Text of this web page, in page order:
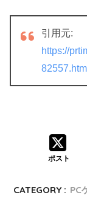
引用元:
https://
82557.html
ポスト
CATEGORY : PC